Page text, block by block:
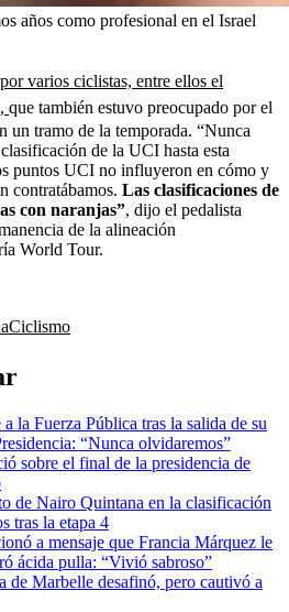
años como profesional en el Israel
varios ciclistas, entre ellos el
que también estuvo preocupado por el
un tramo de la temporada. “Nunca
de la UCI hasta esta
puntos UCI no influyeron en cómo y
contratábamos. Las clasificaciones de
con naranjas”, dijo el pedalista
de la alineación
World Tour.
Ciclismo
la Fuerza Pública tras la salida de su
“Nunca olvidaremos”
sobre el final de la presidencia de
de Nairo Quintana en la clasificación
tras la etapa 4
a mensaje que Francia Márquez le
ácida pulla: “Vivió sabroso”
de Marbelle desafinó, pero cautivó a